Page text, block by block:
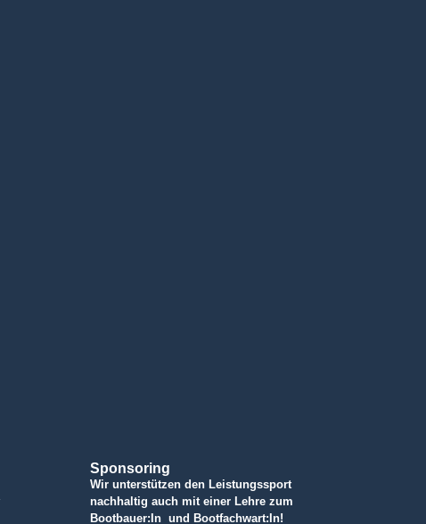
Sponsoring
Wir unterstützen den Leistungssport
nachhaltig auch mit einer Lehre zum
Bootbauer:In und Bootfachwart:In!